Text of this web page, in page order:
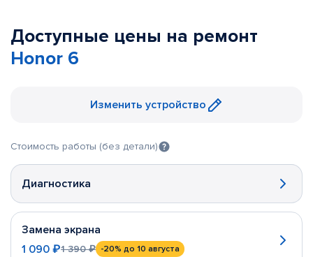
Доступные цены на ремонт
Honor 6
Изменить устройство
Стоимость работы (без детали)
Диагностика
Замена экрана
1 090 ₽1 390 ₽ -20% до 10 августа